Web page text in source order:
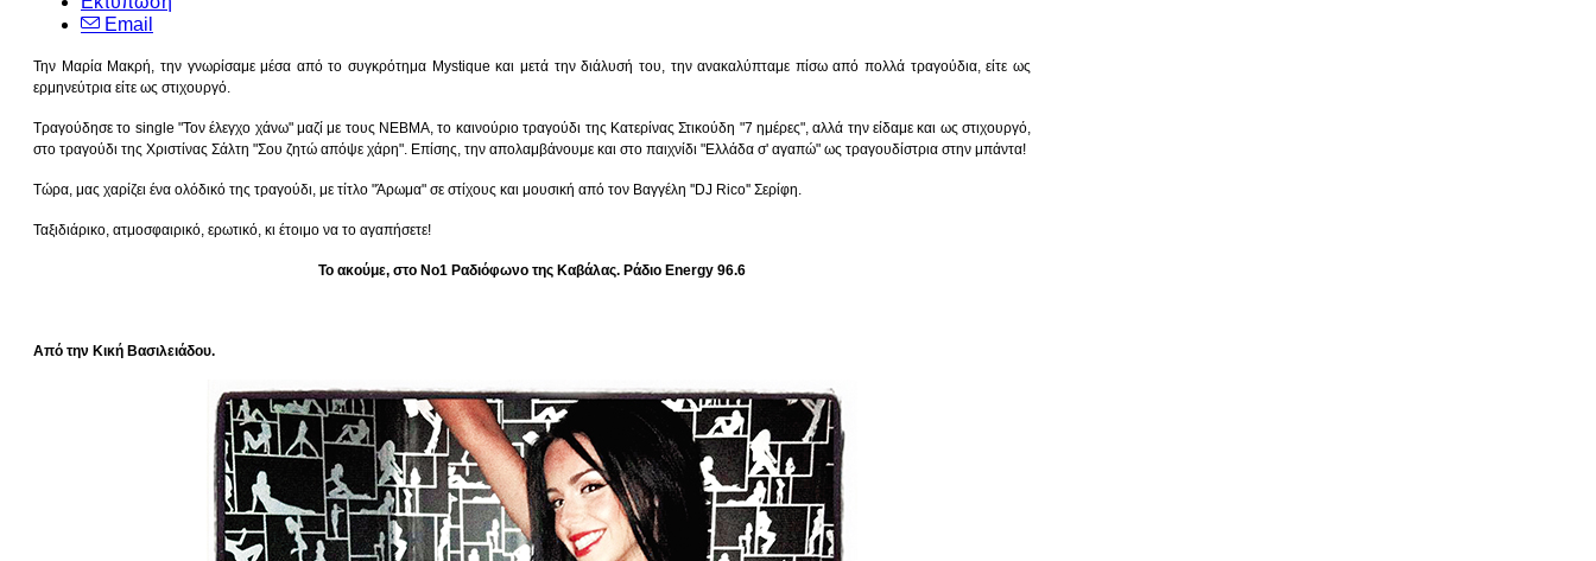
Email
Την Μαρία Μακρή, την γνωρίσαμε μέσα από το συγκρότημα Mystique και μετά την διάλυσή του, την ανακαλύπταμε πίσω από πολλά τραγούδια, είτε ως
ερμηνεύτρια είτε ως στιχουργό.
Τραγούδησε το single "Τον έλεγχο χάνω" μαζί με τους ΝΕΒΜΑ, το καινούριο τραγούδι της Κατερίνας Στικούδη "7 ημέρες", αλλά την είδαμε και ως στιχουργό,
στο τραγούδι της Χριστίνας Σάλτη "Σου ζητώ απόψε χάρη". Επίσης, την απολαμβάνουμε και στο παιχνίδι "Ελλάδα σ' αγαπώ" ως τραγουδίστρια στην μπάντα!
Τώρα, μας χαρίζει ένα ολόδικό της τραγούδι, με τίτλο "Άρωμα" σε στίχους και μουσική από τον Βαγγέλη ''DJ Rico'' Σερίφη.
Ταξιδιάρικο, ατμοσφαιρικό, ερωτικό, κι έτοιμο να το αγαπήσετε!
Το ακούμε, στο Νο1 Ραδιόφωνο της Καβάλας. Ράδιο Energy 96.6
Από την Κική Βασιλειάδου.